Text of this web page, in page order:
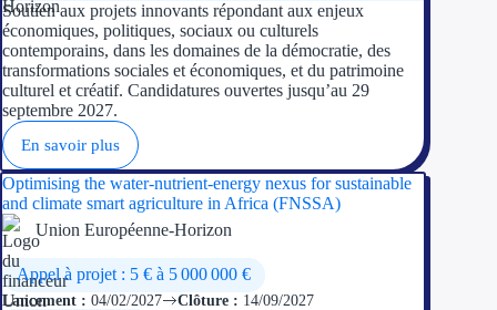
Soutien aux projets innovants répondant aux enjeux
économiques, politiques, sociaux ou culturels
contemporains, dans les domaines de la démocratie, des
transformations sociales et économiques, et du patrimoine
culturel et créatif. Candidatures ouvertes jusqu’au 29
septembre 2027.
En savoir plus
Optimising the water-nutrient-energy nexus for sustainable
and climate smart agriculture in Africa (FNSSA)
Union Européenne-Horizon
Appel à projet : 5 € à 5 000 000 €
Lancement : 04/02/2027 Clôture : 14/09/2027